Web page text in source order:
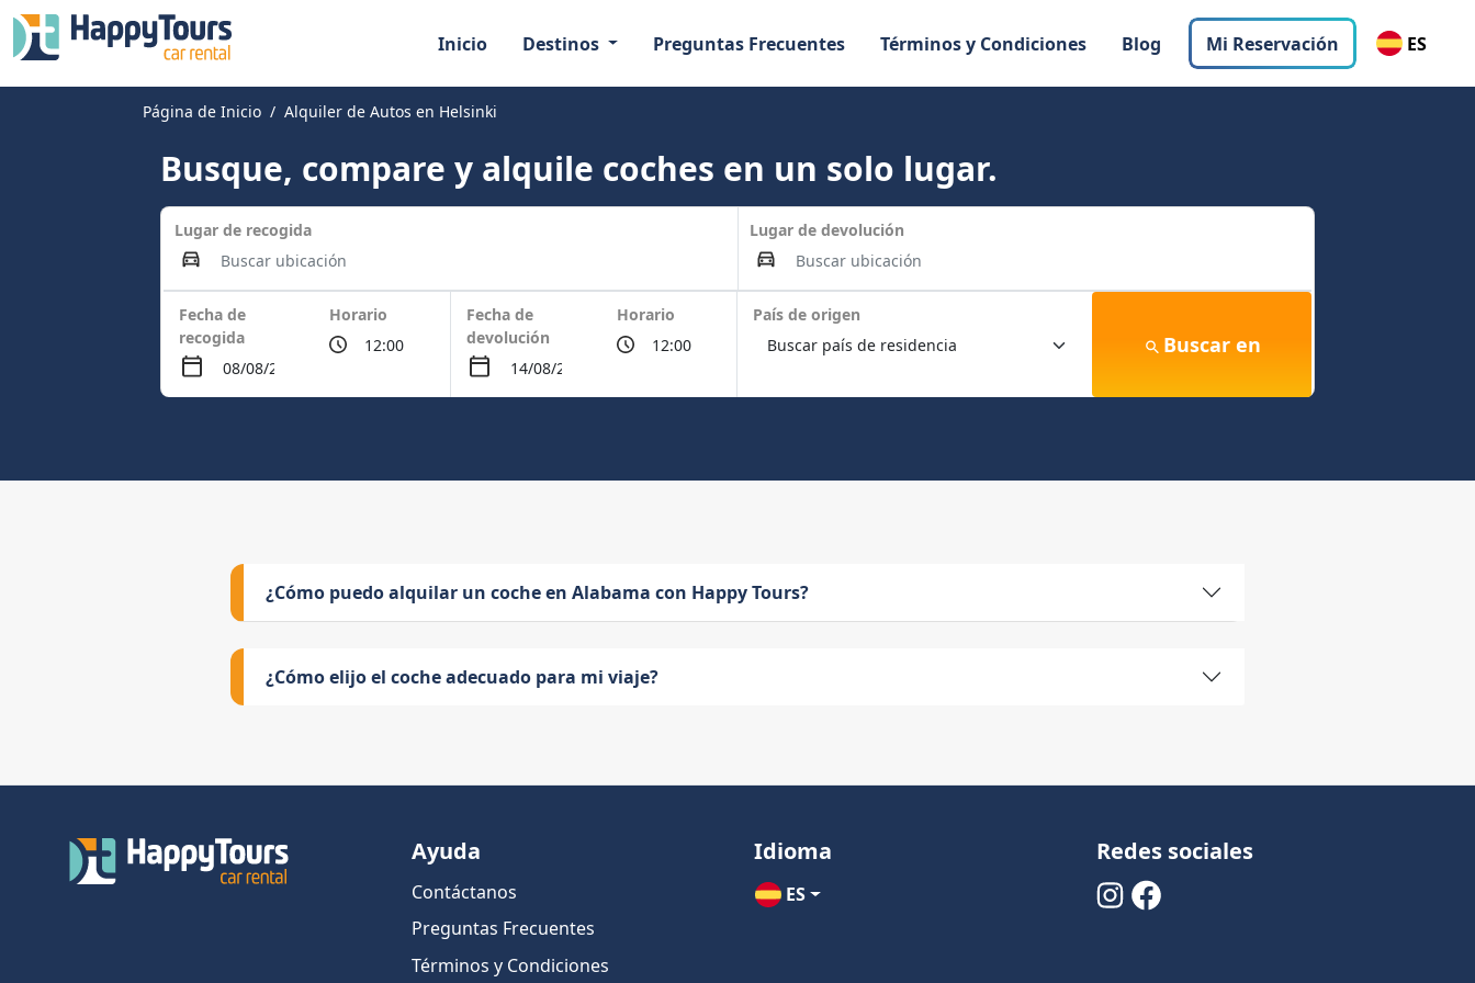
Inicio Destinos Preguntas Frecuentes Términos y Condiciones Blog Mi Reservación ES
Página de Inicio Alquiler de Autos en Helsinki
Busque, compare y alquile coches en un solo lugar.
Lugar de recogida Lugar de devolución
Fecha de
recogida
Horario
Fecha de
devolución
Horario País de origen
Buscar en
¿Cómo puedo alquilar un coche en Alabama con Happy Tours?
¿Cómo elijo el coche adecuado para mi viaje?
Ayuda
Contáctanos
Preguntas Frecuentes
Términos y Condiciones
Idioma
ES
Redes sociales